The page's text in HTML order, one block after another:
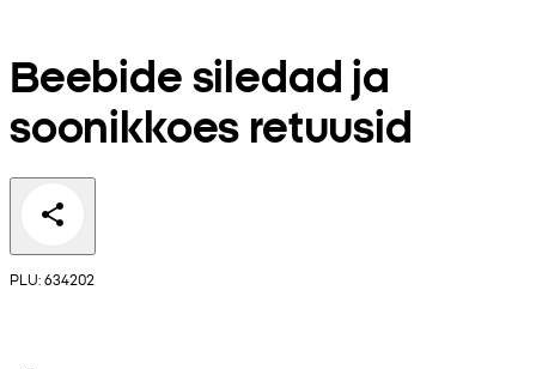
Beebide siledad ja
soonikkoes retuusid
PLU: 634202